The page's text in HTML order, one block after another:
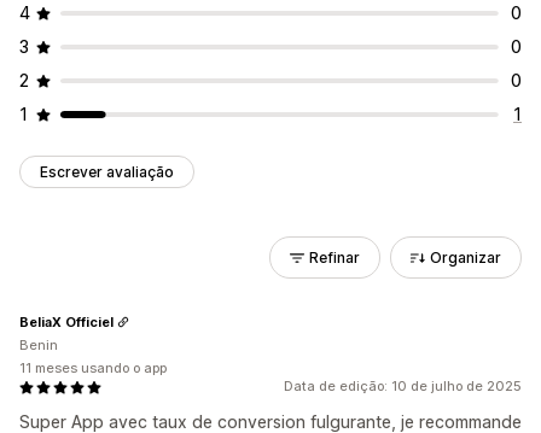
4
0
3
0
2
0
1
1
Escrever avaliação
Refinar Organizar
Data de edição: 10 de julho de 2025
Super App avec taux de conversion fulgurante, je recommande
BeliaX Officiel
Benin
11 meses usando o app